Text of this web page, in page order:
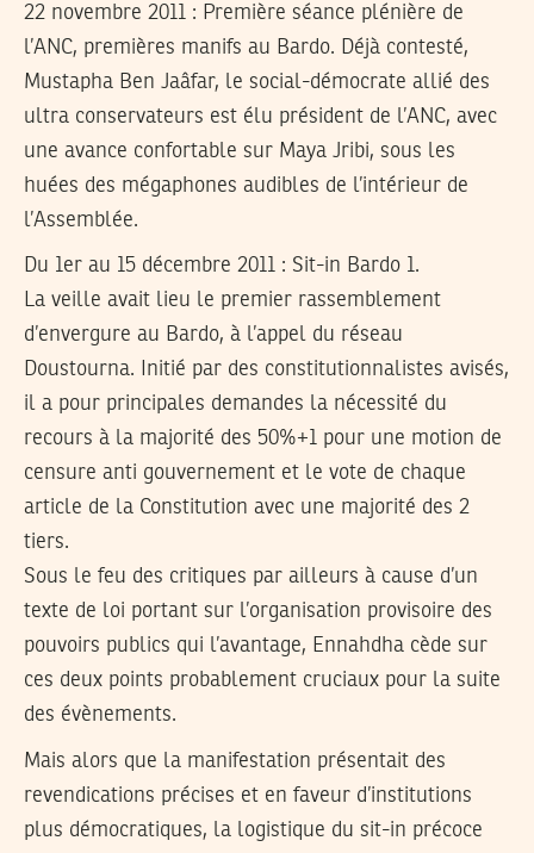
22 novembre 2011
: Première séance plénière de
l’ANC, premières manifs au Bardo. Déjà contesté,
Mustapha Ben Jaâfar, le social-démocrate allié des
ultra conservateurs est élu président de l’ANC, avec
une avance confortable sur Maya Jribi, sous les
huées des mégaphones audibles de l’intérieur de
l’Assemblée.
Du 1er au 15 décembre 2011 : Sit-in Bardo 1.
La veille avait lieu le premier rassemblement
d’envergure au Bardo, à l’appel du réseau
Doustourna. Initié par des constitutionnalistes avisés,
il a pour principales demandes la nécessité du
recours à la majorité des 50%+1 pour une motion de
censure anti gouvernement et le vote de chaque
article de la Constitution avec une majorité des 2
tiers.
Sous le feu des critiques par ailleurs à cause d’un
texte de loi portant sur l’organisation provisoire des
pouvoirs publics qui l’avantage, Ennahdha cède sur
ces deux points probablement cruciaux pour la suite
des évènements.
Mais alors que la manifestation présentait des
revendications précises et en faveur d’institutions
plus démocratiques, la logistique du sit-in précoce